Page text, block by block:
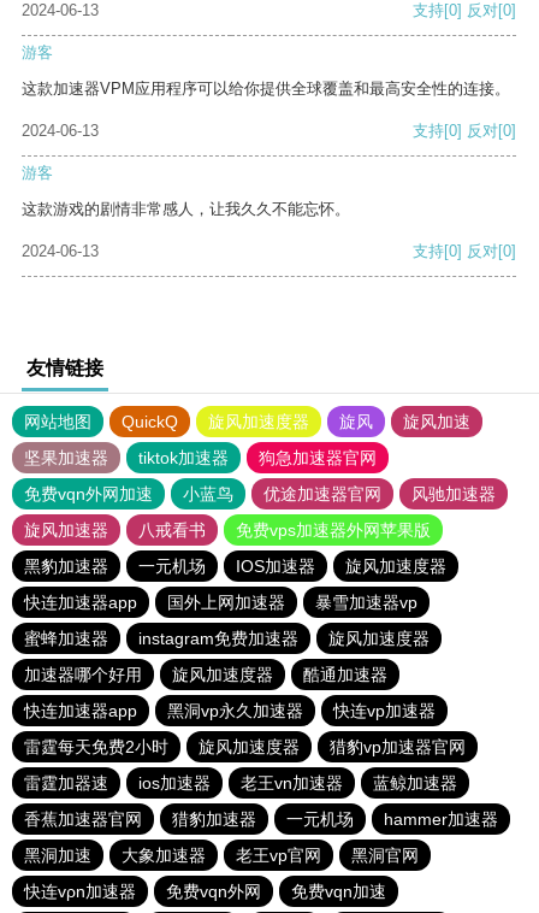
2024-06-13 支持[0] 反对[0]
游客
这款加速器VPM应用程序可以给你提供全球覆盖和最高安全性的连接。
2024-06-13 支持[0] 反对[0]
游客
这款游戏的剧情非常感人，让我久久不能忘怀。
2024-06-13 支持[0] 反对[0]
友情链接
网站地图 QuickQ 旋风加速度器 旋风
旋风加速
坚果加速器
tiktok加速器
狗急加速器官网
免费vqn外网加速
小蓝鸟 优途加速器官网
风驰加速器
旋风加速器
八戒看书
免费vps加速器外网苹果版
黑豹加速器
一元机场 IOS加速器
旋风加速度器
快连加速器app
国外上网加速器
暴雪加速器vp
蜜蜂加速器
instagram免费加速器
旋风加速度器
加速器哪个好用
旋风加速度器
酷通加速器
快连加速器app
黑洞vp永久加速器
快连vp加速器
雷霆每天免费2小时
旋风加速度器
猎豹vp加速器官网
雷霆加器速
ios加速器 老王vn加速器
蓝鲸加速器
香蕉加速器官网
猎豹加速器 一元机场
hammer加速器
黑洞加速
大象加速器 老王vp官网
黑洞官网
快连vρn加速器
免费vqn外网 免费vqn加速